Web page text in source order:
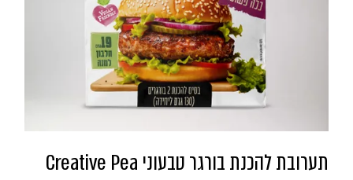
תחליפי ביצה
תערובת להכנת בורגר טבעוני Creative Pea